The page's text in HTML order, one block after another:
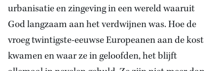
urbanisatie en zingeving in een wereld waaruit
God langzaam aan het verdwijnen was. Hoe de
vroeg twintigste-eeuwse Europeanen aan de kost
kwamen en waar ze in geloofden, het blijft